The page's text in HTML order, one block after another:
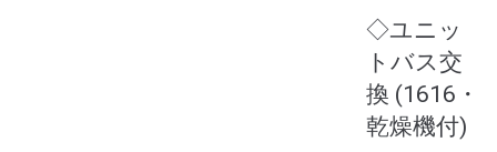
◇ユニッ
トバス交
換 (1616・
乾燥機付)